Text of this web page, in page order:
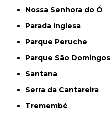
Nossa Senhora do Ó
Parada Inglesa
Parque Peruche
Parque São Domingos
Santana
Serra da Cantareira
Tremembé